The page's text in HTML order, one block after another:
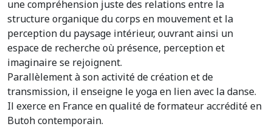
une compréhension juste des relations entre la
structure organique du corps en mouvement et la
perception du paysage intérieur, ouvrant ainsi un
espace de recherche où présence, perception et
imaginaire se rejoignent.
Parallèlement à son activité de création et de
transmission, il enseigne le yoga en lien avec la danse.
Il exerce en France en qualité de formateur accrédité en
Butoh contemporain.